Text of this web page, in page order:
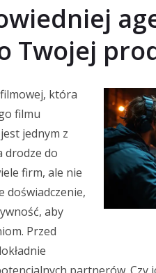
Twojej
która
filmu
jednym z
drodze do
firm, ale nie
doświadczenie,
aby
Przed